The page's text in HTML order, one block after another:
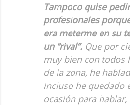
Tampoco quise
profesionales
era meterme en su
un “rival”. Que por
muy bien con todos
de la zona, he
incluso he quedado
ocasión para